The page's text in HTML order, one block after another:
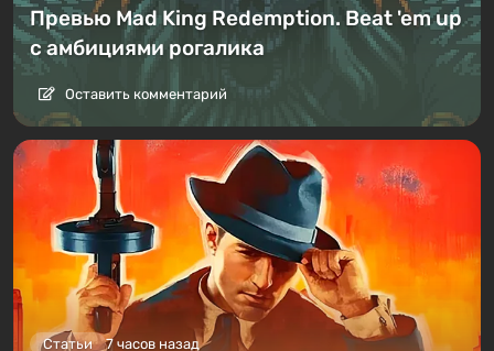
Превью Mad King Redemption. Beat 'em up
с амбициями рогалика
Оставить комментарий
Статьи 7 часов назад